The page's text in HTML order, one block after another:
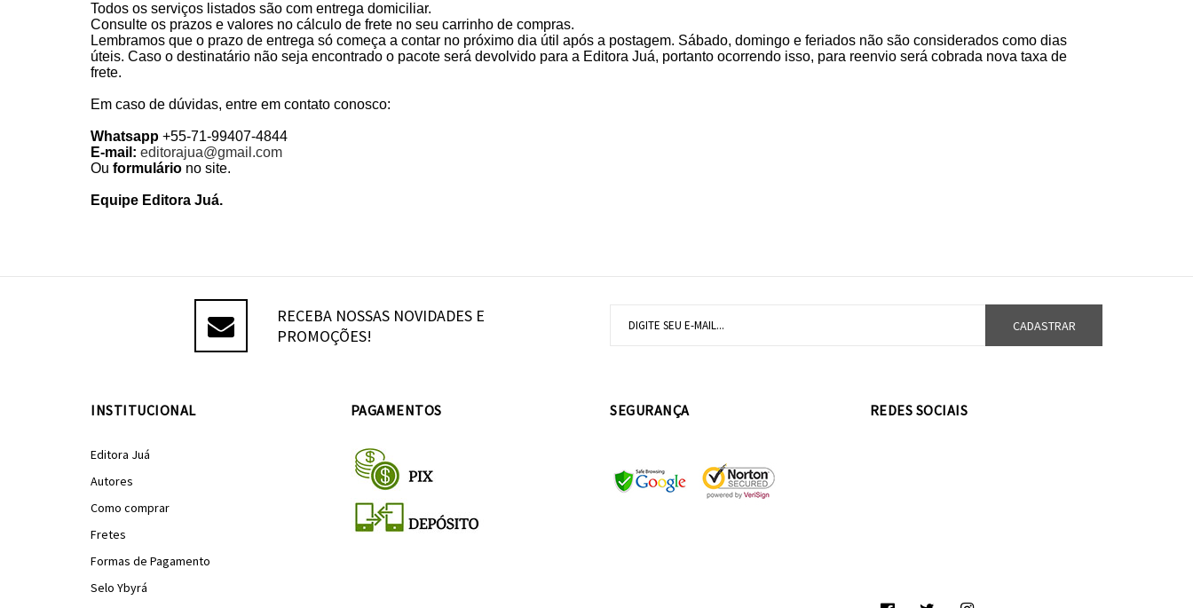
Todos os serviços listados são com entrega domiciliar.
Consulte os prazos e valores no cálculo de frete no seu carrinho de compras.
Lembramos que o prazo de entrega só começa a contar no próximo dia útil após a postagem. Sábado, domingo e feriados não são considerados como dias
úteis. Caso o destinatário não seja encontrado o pacote será devolvido para a Editora Juá, portanto ocorrendo isso, para reenvio será cobrada nova taxa de
frete.
Em caso de dúvidas, entre em contato conosco:
Whatsapp +55-71-99407-4844
E-mail: editorajua@gmail.com
Ou formulário no site.
Equipe Editora Juá.
RECEBA NOSSAS NOVIDADES E
PROMOÇÕES!
INSTITUCIONAL
Editora Juá
Autores
Como comprar
Fretes
Formas de Pagamento
Selo Ybyrá
PAGAMENTOS SEGURANÇA REDES SOCIAIS